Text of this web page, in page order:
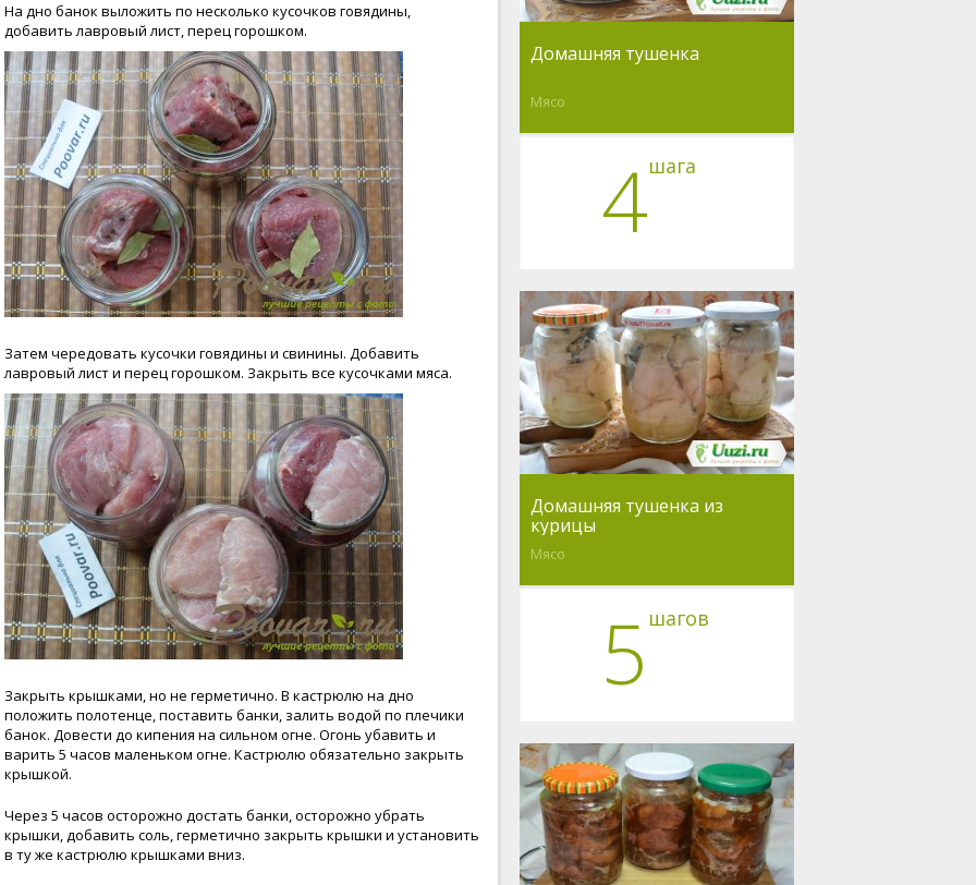
На дно банок выложить по несколько кусочков говядины,
добавить лавровый лист, перец горошком.
Затем чередовать кусочки говядины и свинины. Добавить
лавровый лист и перец горошком. Закрыть все кусочками мяса.
Закрыть крышками, но не герметично. В кастрюлю на дно
положить полотенце, поставить банки, залить водой по плечики
банок. Довести до кипения на сильном огне. Огонь убавить и
варить 5 часов маленьком огне. Кастрюлю обязательно закрыть
крышкой.
Через 5 часов осторожно достать банки, осторожно убрать
крышки, добавить соль, герметично закрыть крышки и установить
в ту же кастрюлю крышками вниз.
Домашняя тушенка
Мясо
4шага
Домашняя тушенка из
курицы
Мясо
5 шагов